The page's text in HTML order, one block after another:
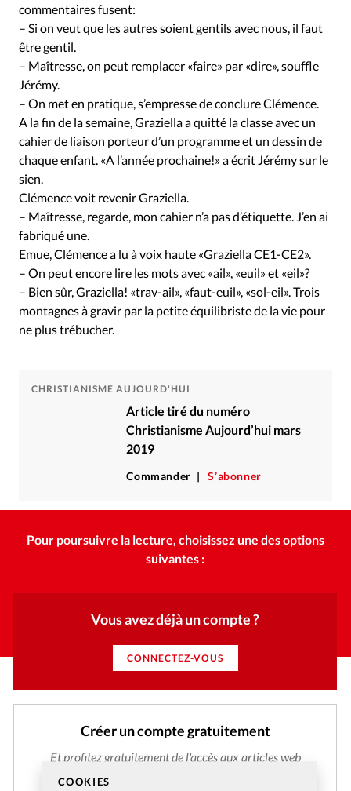
COOKIES
commentaires fusent:
– Si on veut que les autres soient gentils avec nous, il faut
être gentil.
– Maîtresse, on peut remplacer «faire» par «dire», souffle
Jérémy.
– On met en pratique, s’empresse de conclure Clémence.
A la fin de la semaine, Graziella a quitté la classe avec un
cahier de liaison porteur d’un programme et un dessin de
chaque enfant. «A l’année prochaine!» a écrit Jérémy sur le
sien.
Clémence voit revenir Graziella.
– Maîtresse, regarde, mon cahier n’a pas d’étiquette. J’en ai
fabriqué une.
Emue, Clémence a lu à voix haute «Graziella CE1-CE2».
– On peut encore lire les mots avec «ail», «euil» et «eil»?
– Bien sûr, Graziella! «trav-ail», «faut-euil», «sol-eil». Trois
montagnes à gravir par la petite équilibriste de la vie pour
ne plus trébucher.
CHRISTIANISME AUJOURD'HUI
Article tiré du numéro
Christianisme Aujourd’hui mars
2019
Commander S’abonner
Pour poursuivre la lecture, choisissez une des options
suivantes :
Vous avez déjà un compte ?
CONNECTEZ-VOUS
Créer un compte gratuitement
Et profitez gratuitement de l'accès aux articles web
réservés aux abonnés pendant 14 jours.